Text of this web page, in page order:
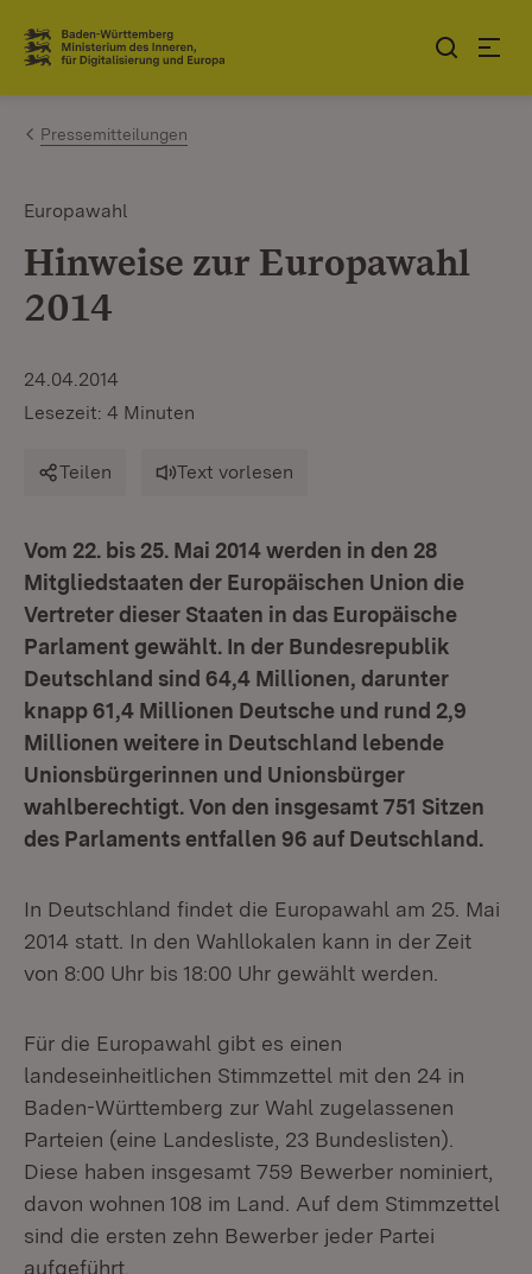
Zum Inhalt springen
Link zur Startseite
Pressemitteilungen
Europawahl
Hinweise zur Europawahl
2014
24.04.2014
Lesezeit: 4 Minuten
Teilen Text vorlesen
Vom 22. bis 25. Mai 2014 werden in den 28
Mitgliedstaaten der Europäischen Union die
Vertreter dieser Staaten in das Europäische
Parlament gewählt. In der Bundesrepublik
Deutschland sind 64,4 Millionen, darunter
knapp 61,4 Millionen Deutsche und rund 2,9
Millionen weitere in Deutschland lebende
Unionsbürgerinnen und Unionsbürger
wahlberechtigt. Von den insgesamt 751 Sitzen
des Parlaments entfallen 96 auf Deutschland.
In Deutschland findet die Europawahl am 25. Mai
2014 statt. In den Wahllokalen kann in der Zeit
von 8:00 Uhr bis 18:00 Uhr gewählt werden.
Für die Europawahl gibt es einen
landeseinheitlichen Stimmzettel mit den 24 in
Baden-Württemberg zur Wahl zugelassenen
Parteien (eine Landesliste, 23 Bundeslisten).
Diese haben insgesamt 759 Bewerber nominiert,
davon wohnen 108 im Land. Auf dem Stimmzettel
sind die ersten zehn Bewerber jeder Partei
aufgeführt.